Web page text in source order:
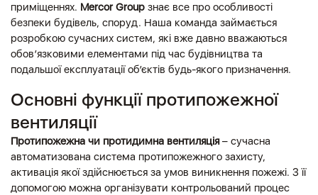
приміщеннях. Mercor Group знає все про особливості
безпеки будівель, споруд. Наша команда займається
розробкою сучасних систем, які вже давно вважаються
обов’язковими елементами під час будівництва та
подальшої експлуатації об’єктів будь-якого призначення.
Основні функції протипожежної
вентиляції
Протипожежна чи протидимна вентиляція– сучасна
автоматизована система протипожежного захисту,
активація якої здійснюється за умов виникнення пожежі. З її
допомогою можна організувати контрольований процес